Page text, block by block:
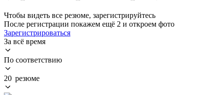
Чтобы видеть все резюме, зарегистрируйтесь
После регистрации покажем ещё 2 и откроем фото
Зарегистрироваться
За всё время
По соответствию
20 резюме